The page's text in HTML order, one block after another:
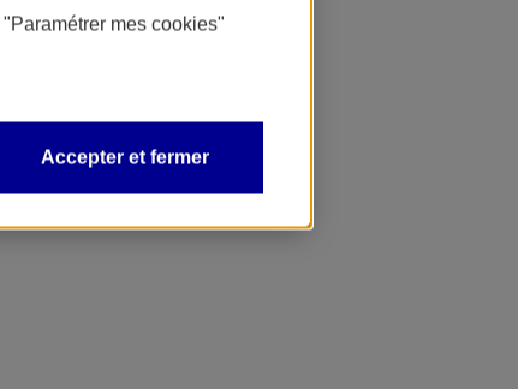
"Paramétrer mes cookies"
Accepter et fermer